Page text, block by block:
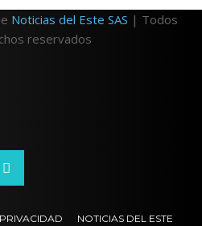
Noticias del Este SAS | Todos
reservados
NOTICIAS DEL ESTE